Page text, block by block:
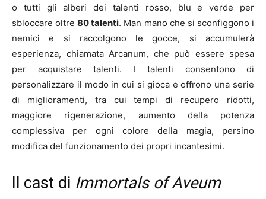
o tutti gli alberi dei talenti rosso, blu e verde per
sbloccare oltre80 talenti. Man mano che si sconfiggono i
nemici e si raccolgono le gocce, si accumulerà
esperienza, chiamata Arcanum, che può essere spesa
per acquistare talenti. I talenti consentono di
personalizzare il modo in cui si gioca e offrono una serie
di miglioramenti, tra cui tempi di recupero ridotti,
maggiore rigenerazione, aumento della potenza
complessiva per ogni colore della magia, persino
modifica del funzionamento dei propri incantesimi.
Il cast di Immortals of Aveum